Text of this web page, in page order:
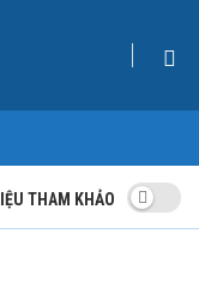
THAM KHẢO